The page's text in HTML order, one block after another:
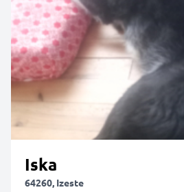
Iska
64260, Izeste